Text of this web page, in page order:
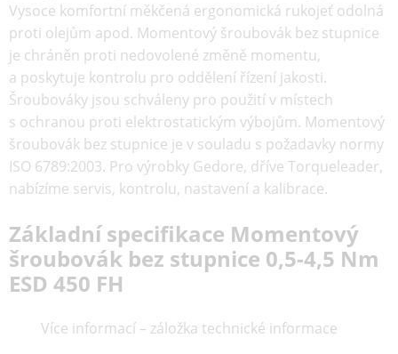
Vysoce komfortní měkčená ergonomická rukojeť odolná
proti olejům apod. Momentový šroubovák bez stupnice
je chráněn proti nedovolené změně momentu,
a poskytuje kontrolu pro oddělení řízení jakosti.
Šroubováky jsou schváleny pro použití v místech
s ochranou proti elektrostatickým výbojům. Momentový
šroubovák bez stupnice je v souladu s požadavky normy
ISO 6789:2003. Pro výrobky Gedore, dříve Torqueleader,
nabízíme servis, kontrolu, nastavení a kalibrace.
Základní specifikace Momentový
šroubovák bez stupnice 0,5-4,5 Nm
ESD 450 FH
Více informací – záložka technické informace